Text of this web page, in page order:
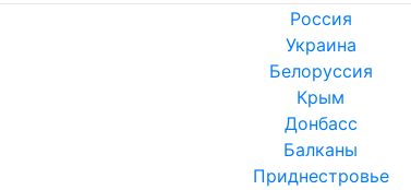
Россия
Украина
Белоруссия
Крым
Донбасс
Балканы
Приднестровье